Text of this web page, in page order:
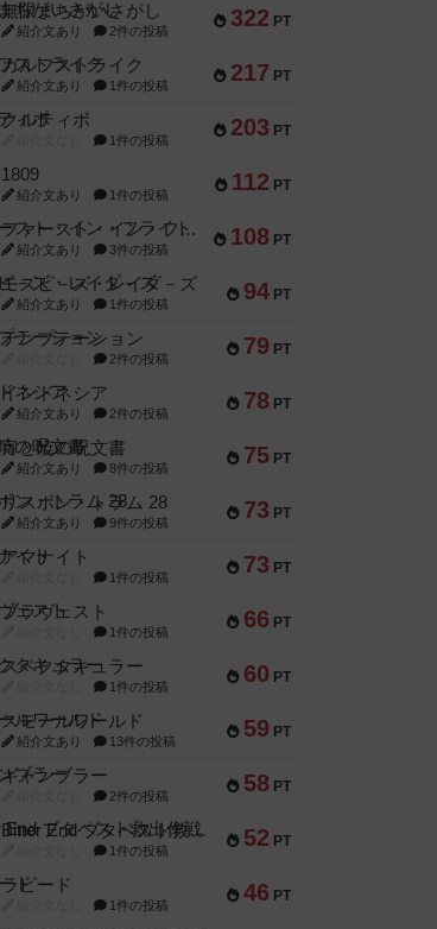
322 PT
無限まちがいさがし
紹介文あり 2件の投稿
217 PT
ガルフストライク
紹介文あり 1件の投稿
203 PT
クルティボ
1件の投稿
112 PT
1809
紹介文あり 1件の投稿
108 PT
ファースト・イン・フライト
紹介文あり 3件の投稿
94 PT
モズビ－ズ・レイダ－ズ
紹介文あり 1件の投稿
79 PT
テンプテーション
2件の投稿
78 PT
インドネシア
紹介文あり 2件の投稿
75 PT
宵と暁の呪文書
紹介文あり 8件の投稿
73 PT
リスボン・トラム 28
紹介文あり 9件の投稿
73 PT
アマナイト
1件の投稿
66 PT
ブラヴェスト
1件の投稿
60 PT
スペクタキュラー
1件の投稿
59 PT
スモールワールド
紹介文あり 13件の投稿
58 PT
ギャンブラー
2件の投稿
52 PT
Bitter End ブタペスト救出作戦
1件の投稿
46 PT
ラピード
1件の投稿